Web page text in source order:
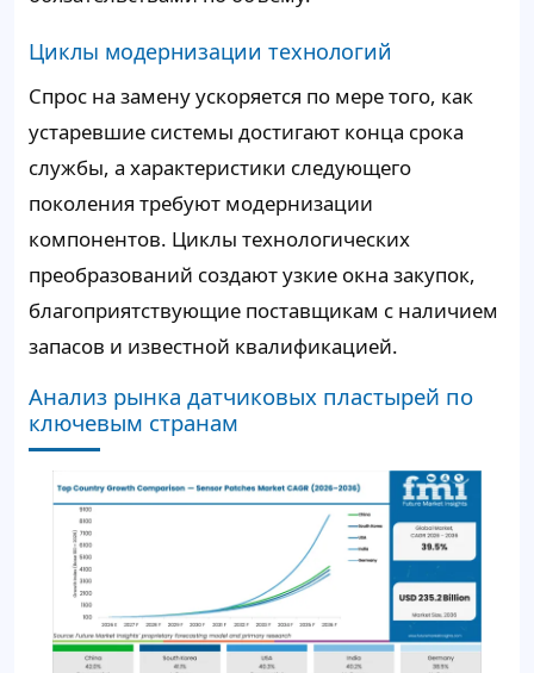
Циклы модернизации технологий
Спрос на замену ускоряется по мере того, как
устаревшие системы достигают конца срока
службы, а характеристики следующего
поколения требуют модернизации
компонентов. Циклы технологических
преобразований создают узкие окна закупок,
благоприятствующие поставщикам с наличием
запасов и известной квалификацией.
Анализ рынка датчиковых пластырей по
ключевым странам